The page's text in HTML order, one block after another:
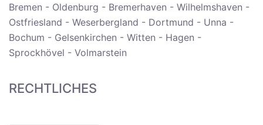
Bremen - Oldenburg - Bremerhaven - Wilhelmshaven -
Ostfriesland - Weserbergland - Dortmund - Unna -
Bochum - Gelsenkirchen - Witten - Hagen -
Sprockhövel - Volmarstein
RECHTLICHES